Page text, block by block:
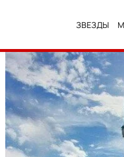
ЗВЕЗДЫ
Вконтакте
в Одноклассниках
на нас в Дзен